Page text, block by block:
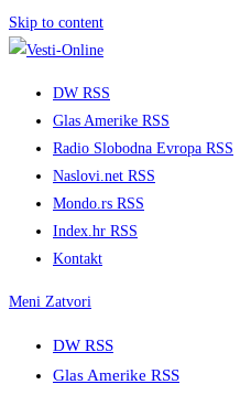
Skip to content
DW RSS
Glas Amerike RSS
Radio Slobodna Evropa RSS
Naslovi.net RSS
Mondo.rs RSS
Index.hr RSS
Kontakt
Meni Zatvori
DW RSS
Glas Amerike RSS